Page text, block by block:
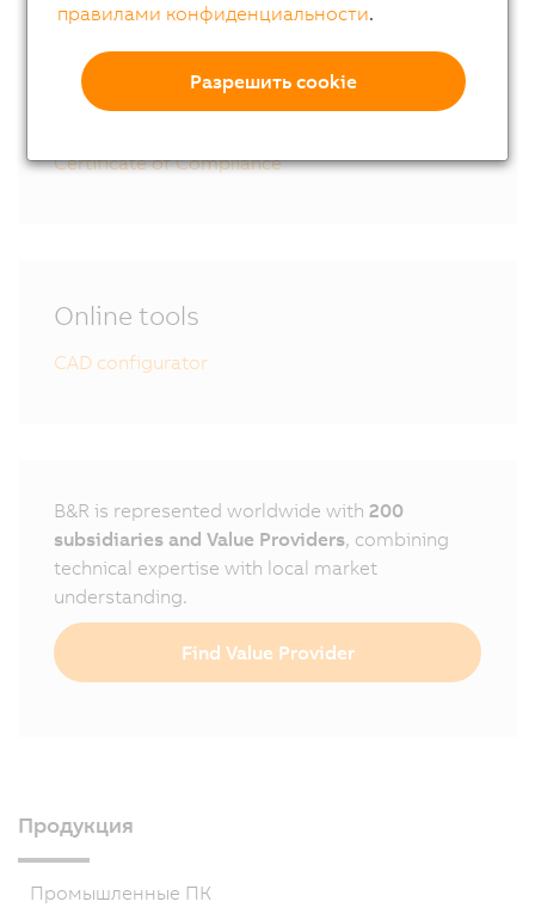
EU declaration of conformity
Certificate of Compliance
Online tools
CAD configurator
B&R is represented worldwide with 200
subsidiaries and Value Providers, combining
technical expertise with local market
understanding.
Find Value Provider
Продукция
Промышленные ПК
правилами конфиденциальности.
Разрешить cookie